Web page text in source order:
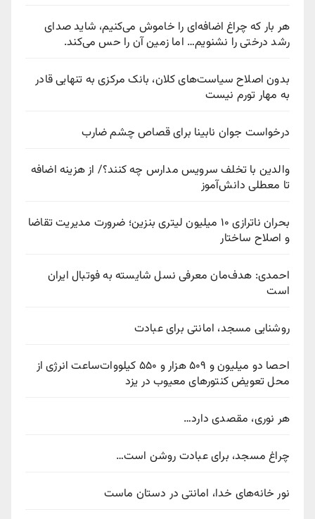
هر بار که چراغ اضافه‌ای را خاموش می‌کنیم، شاید صدای
رشد درختی را نشنویم… اما زمین آن را حس می‌کند.
بدون اصلاح سیاست‌های کلان، بانک مرکزی به تنهایی قادر
به مهار تورم نیست
درخواست جوان نابینا برای قصاص چشم ضارب
والدین با تخلف سرویس مدارس چه کنند؟/ از هزینه اضافه
تا معطلی دانش‌آموز
بحران ناترازی ۱۰ میلیون لیتری بنزین؛ ضرورت مدیریت تقاضا
و اصلاح ساختار
احمدی: هدف‌مان معرفی نسل شایسته به فوتبال ایران
است
روشنایی مسجد، امانتی برای عبادت
احصا دو میلیون و ۵۰۹ هزار و ۵۵۰ کیلووات‌ساعت انرژی از
محل تعویض کنتورهای معیوب در یزد
هر نوری، مقصدی دارد…
چراغ مسجد، برای عبادت روشن است…
نور خانه‌های خدا، امانتی در دستان ماست